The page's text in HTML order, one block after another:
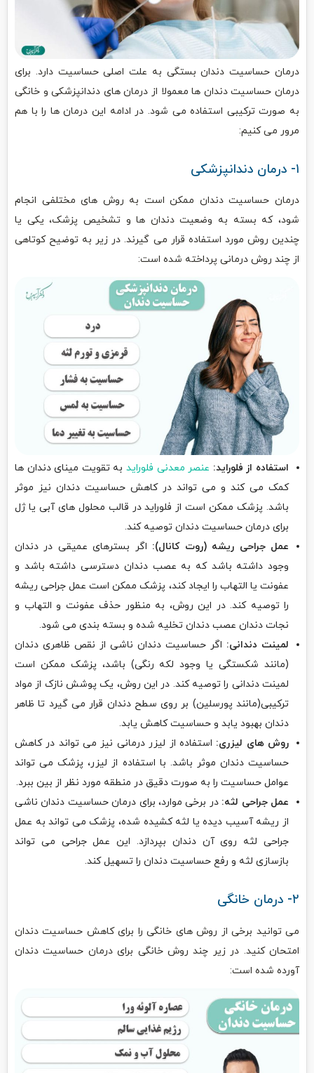
درمان حساسیت دندان بستگی به علت اصلی حساسیت دارد. برای
درمان حساسیت دندان ها معمولا از درمان های دندانپزشکی و خانگی
به صورت ترکیبی استفاده می شود. در ادامه این درمان ها را با هم
مرور می کنیم:
۱- درمان دندانپزشکی
درمان حساسیت دندان ممکن است به روش های مختلفی انجام
شود، که بسته به وضعیت دندان ها و تشخیص پزشک، یکی یا
چندین روش مورد استفاده قرار می گیرند. در زیر به توضیح کوتاهی
از چند روش درمانی پرداخته شده است:
استفاده از فلوراید: عنصر معدنی فلوراید به تقویت مینای دندان ها
کمک می کند و می تواند در کاهش حساسیت دندان نیز موثر
باشد. پزشک ممکن است از فلوراید در قالب محلول های آبی یا ژل
برای درمان حساسیت دندان توصیه کند.
عمل جراحی ریشه (روت کانال): اگر بسترهای عمیقی در دندان
وجود داشته باشد که به عصب دندان دسترسی داشته باشد و
عفونت یا التهاب را ایجاد کند، پزشک ممکن است عمل جراحی ریشه
را توصیه کند. در این روش، به منظور حذف عفونت و التهاب و
نجات دندان عصب دندان تخلیه شده و بسته بندی می شود.
لمینت دندانی: اگر حساسیت دندان ناشی از نقص ظاهری دندان
(مانند شکستگی یا وجود لکه رنگی) باشد، پزشک ممکن است
لمینت دندانی را توصیه کند. در این روش، یک پوشش نازک از مواد
ترکیبی(مانند پورسلین) بر روی سطح دندان قرار می گیرد تا ظاهر
دندان بهبود یابد و حساسیت کاهش یابد.
روش های لیزری: استفاده از لیزر درمانی نیز می تواند در کاهش
حساسیت دندان موثر باشد. با استفاده از لیزر، پزشک می تواند
عوامل حساسیت را به صورت دقیق در منطقه مورد نظر از بین ببرد.
عمل جراحی لثه: در برخی موارد، برای درمان حساسیت دندان ناشی
از ریشه آسیب دیده یا لثه کشیده شده، پزشک می تواند به عمل
جراحی لثه روی آن دندان بپردازد. این عمل جراحی می تواند
بازسازی لثه و رفع حساسیت دندان را تسهیل کند.
۲- درمان خانگی
می توانید برخی از روش های خانگی را برای کاهش حساسیت دندان
امتحان کنید. در زیر چند روش خانگی برای درمان حساسیت دندان
آورده شده است: